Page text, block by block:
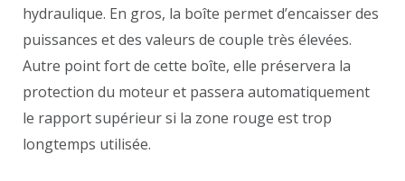
hydraulique. En gros, la boîte permet d’encaisser des
puissances et des valeurs de couple très élevées.
Autre point fort de cette boîte, elle préservera la
protection du moteur et passera automatiquement
le rapport supérieur si la zone rouge est trop
longtemps utilisée.